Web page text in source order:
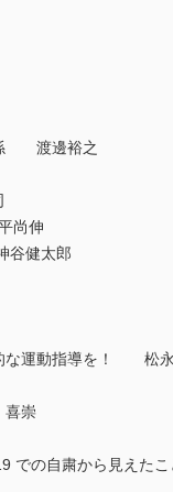
係 渡邊裕之
尚伸
健太郎
な運動指導を！ 松
崇
での自粛から見え